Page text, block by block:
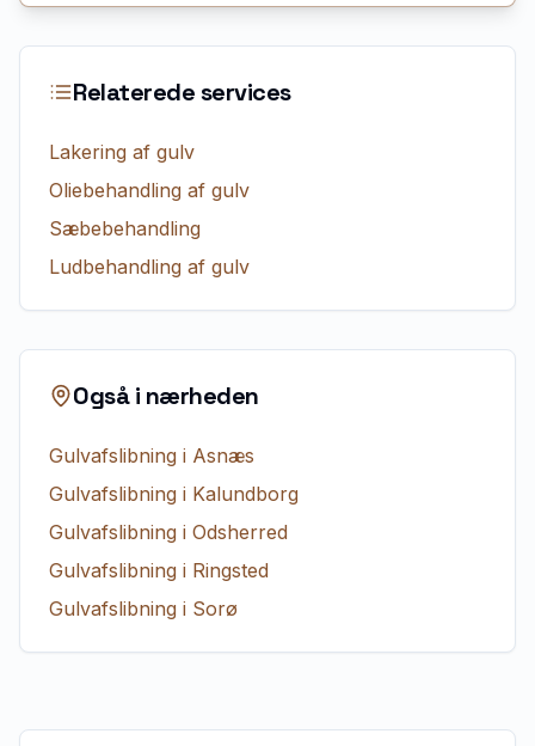
Relaterede services
Lakering af gulv
Oliebehandling af gulv
Sæbebehandling
Ludbehandling af gulv
Også i nærheden
Gulvafslibning i Asnæs
Gulvafslibning i Kalundborg
Gulvafslibning i Odsherred
Gulvafslibning i Ringsted
Gulvafslibning i Sorø